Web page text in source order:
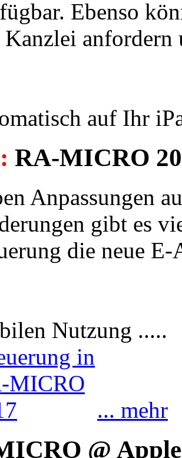
Ebenso
Kanzlei anfordern
auf Ihr
RA-MICRO
Anpassungen
gibt es
die neue
Nutzung
... mehr
@